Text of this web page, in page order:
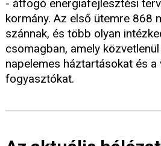
- átfogó energiafejlesztési
kormány. Az első ütemre 868
szánnak, és több olyan
csomagban, amely
napelemes háztartásokat és a
fogyasztókat.